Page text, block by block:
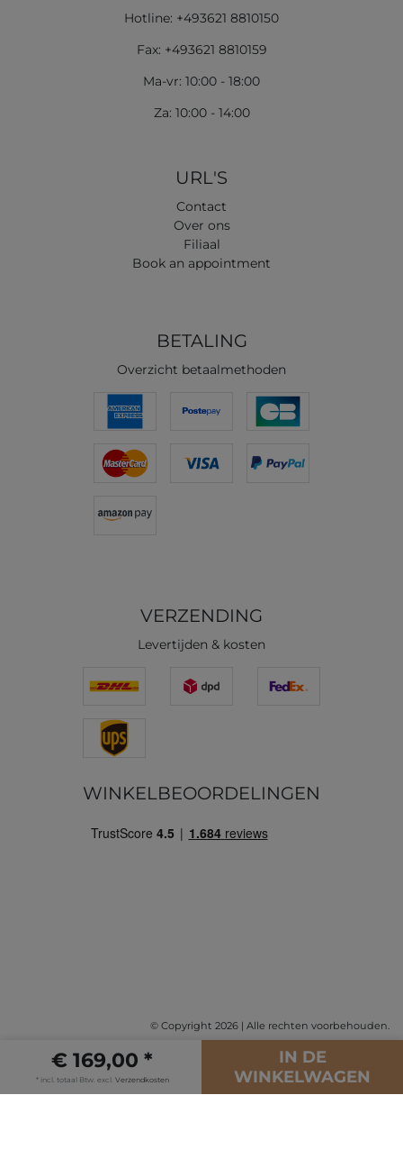
€ 169,00 *
* incl. totaal Btw. excl. Verzendkosten
IN DE
WINKELWAGEN
Hotline: +493621 8810150
Fax: +493621 8810159
Ma-vr: 10:00 - 18:00
Za: 10:00 - 14:00
URL'S
Contact
Over ons
Filiaal
Book an appointment
BETALING
Overzicht betaalmethoden
VERZENDING
Levertijden & kosten
WINKELBEOORDELINGEN
© Copyright 2026 | Alle rechten voorbehouden.